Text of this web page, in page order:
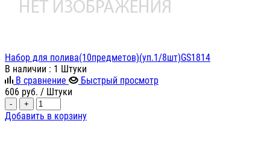
Набор для полива(10предметов)(уп.1/8шт)GS1814
В наличии : 1 Штуки
В сравнение
Быстрый просмотр
606 руб. / Штуки
- +
Добавить в корзину